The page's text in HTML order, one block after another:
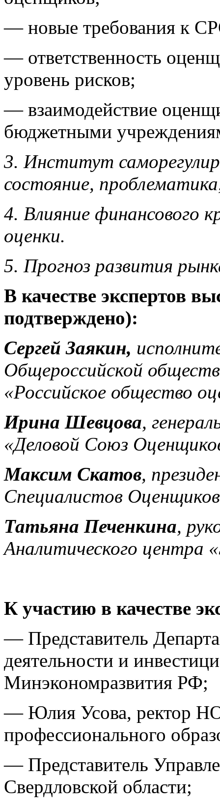
— новые требования к
— ответственность
уровень рисков;
— взаимодействие
бюджетными
3. Институт
состояние,
4. Влияние финансового
оценки.
5. Прогноз развития
В качестве экспертов
подтверждено):
Сергей Заякин,
Общероссийской
«Российское общество
Ирина Шевцова,
«Деловой Союз
Максим Скатов,
Специалистов
Татьяна Печенкина,
Аналитического центра
К участию в качестве
— Представитель
деятельности и
Минэкономразвития РФ;
— Юлия Усова, ректор
профессионального
— Представитель
Свердловской области;